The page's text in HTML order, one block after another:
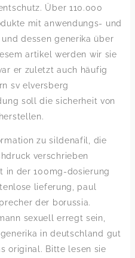
Über 110.000
mit anwendungs- und
dessen generika über
artikel werden wir sie
er zuletzt auch häufig
sv elversberg
soll die sicherheit von
zu sildenafil, die
verschrieben
in der 100mg-dosierung
lieferung, paul
der borussia.
sexuell erregt sein,
in deutschland gut
original. Bitte lesen sie